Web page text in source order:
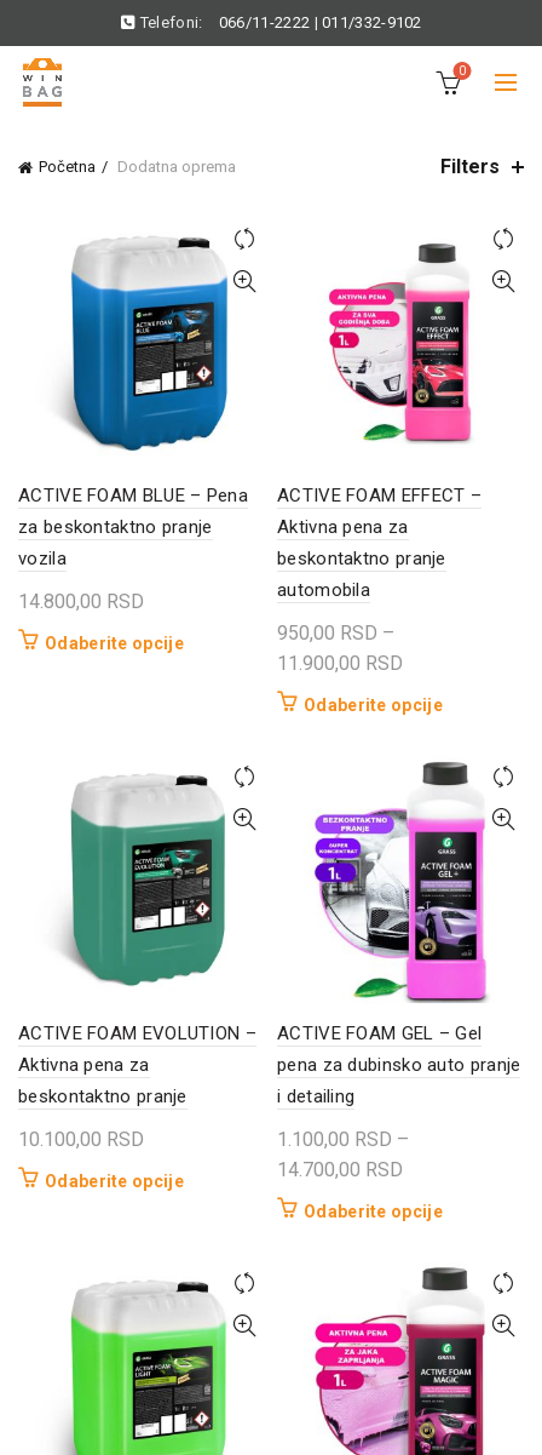
Telefoni: 066/11-2222 |011/332-9102
0
Početna Dodatna oprema Filters
ACTIVE FOAM BLUE – Pena
za beskontaktno pranje
vozila
14.800,00 RSD
Odaberite opcijeOvaj
Opcije
mogu
biti
izabrane
na
stranici
proizvoda.
ACTIVE FOAM EFFECT –
Aktivna pena za
beskontaktno pranje
automobila
950,00 RSD –
11.900,00 RSD
od
do
11.900,00 RSD
Odaberite opcijeOvaj
ima
više
varijanti.
Opcije
mogu
biti
izabrane
na
stranici
proizvoda.
ACTIVE FOAM EVOLUTION –
Aktivna pena za
beskontaktno pranje
10.100,00 RSD
Odaberite opcijeOvaj
varijanti.
Opcije
mogu
biti
izabrane
na
ACTIVE FOAM GEL – Gel
pena za dubinsko auto pranje
i detailing
1.100,00 RSD –
14.700,00 RSD
od
do
14.700,00 RSD
Odaberite opcijeOvaj
ima
više
varijanti.
Opcije
mogu
biti
izabrane